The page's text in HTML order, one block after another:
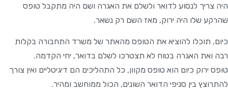
היה צריך לנסוע לדואר ולשלם את האגרה ושם היה מתקבל טופס
שהרקע שלו היה ירוק, מאז השם רק נשאר.
כיום, תוכלו להוציא את הטופס מהאתר של משרד התחבורה בקלות
רבה ואת האגרה בטוח לא תצטרכו לשלם בדואר, יחי הקדמה.
טופס ירוק כיום הוא טופס מקוון, כל התהליכים הם דיגיטליים ואין צורך
להתרוצץ בין סניפי הדואר השונים, הכול ממוחשב ומהיר.